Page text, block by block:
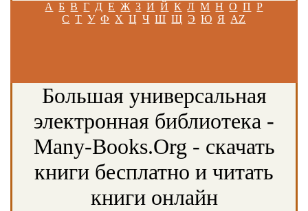
А Б В Г Д Е Ж З И Й К Л М Н О П Р
С Т У Ф Х Ц Ч Ш Щ Э Ю Я AZ
Большая универсальная
электронная библиотека -
Many-Books.Org - скачать
книги бесплатно и читать
книги онлайн